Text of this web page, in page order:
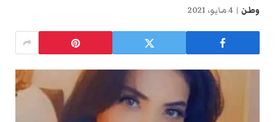
وطن 4 مايو، 2021